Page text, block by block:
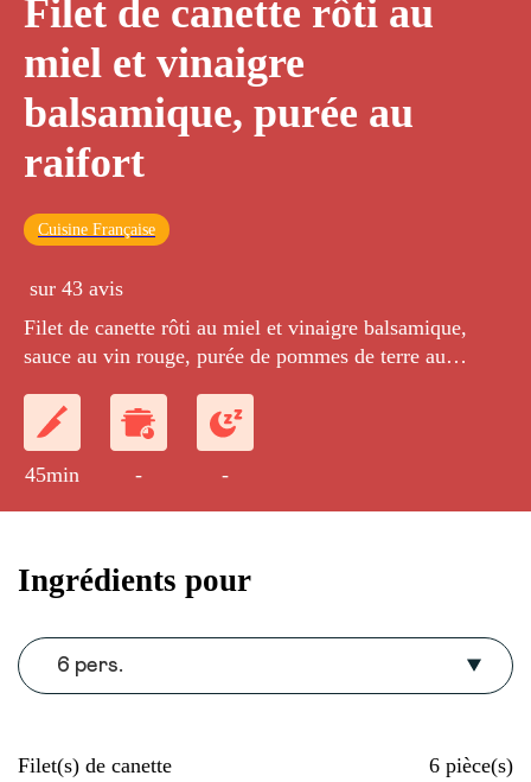
Filet de canette rôti au
miel et vinaigre
balsamique, purée au
raifort
Cuisine Française
sur 43 avis
Filet de canette rôti au miel et vinaigre balsamique,
sauce au vin rouge, purée de pommes de terre au
45min - -
Ingrédients pour
6 pers.
Filet(s) de canette 6 pièce(s)